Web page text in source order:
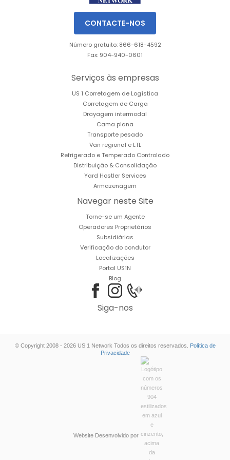
CONTACTE-NOS
Número gratuito: 866-618-4592
Fax: 904-940-0601
Serviços às empresas
US 1 Corretagem de Logística
Corretagem de Carga
Drayagem intermodal
Cama plana
Transporte pesado
Van regional e LTL
Refrigerado e Temperado Controlado
Distribuição & Consolidação
Yard Hostler Services
Armazenagem
Navegar neste Site
Torne-se um Agente
Operadores Proprietários
Subsidiárias
Verificação do condutor
Localizações
Portal US1N
Blog
Siga-nos
© Copyright 2008 - 2026 US 1 Network Todos os direitos reservados.
Política de
Privacidade
Website Desenvolvido por